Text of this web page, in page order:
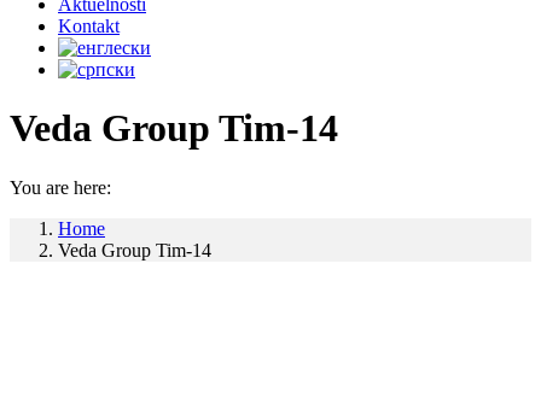
Aktuelnosti
Kontakt
Veda Group Tim-14
You are here:
Home
Veda Group Tim-14